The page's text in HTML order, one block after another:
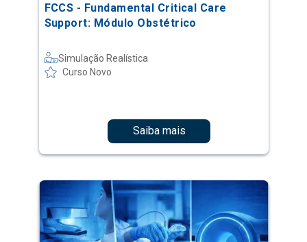
FCCS - Fundamental Critical Care
Support: Módulo Obstétrico
Simulação Realística
Curso Novo
Saiba mais